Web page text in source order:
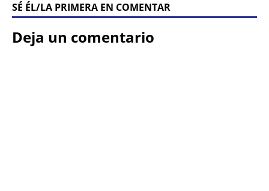
SÉ ÉL/LA PRIMERA EN COMENTAR
Deja un comentario